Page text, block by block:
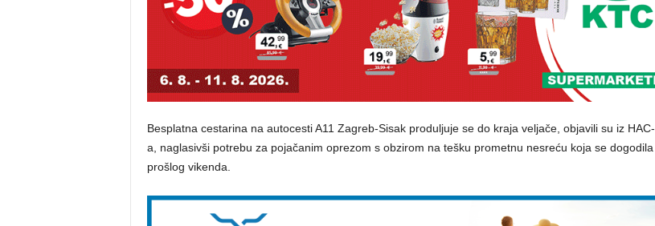
Besplatna cestarina na autocesti A11 Zagreb-Sisak produljuje se do kraja veljače, objavili su iz HAC-
a, naglasivši potrebu za pojačanim oprezom s obzirom na tešku prometnu nesreću koja se dogodila
prošlog vikenda.